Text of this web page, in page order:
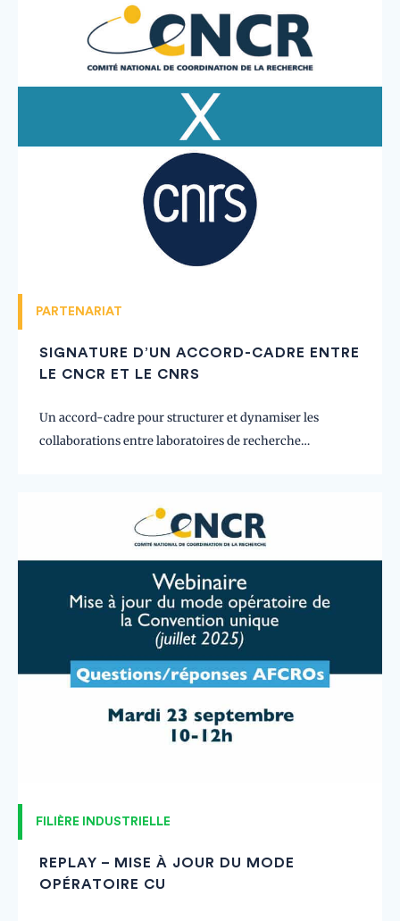
PARTENARIAT
SIGNATURE D’UN ACCORD-CADRE ENTRE
LE CNCR ET LE CNRS
Un accord-cadre pour structurer et dynamiser les
collaborations entre laboratoires de recherche…
FILIÈRE INDUSTRIELLE
REPLAY – MISE À JOUR DU MODE
OPÉRATOIRE CU